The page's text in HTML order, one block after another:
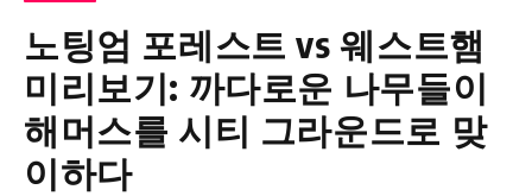
노팅엄 포레스트 vs 웨스트햄
미리보기: 까다로운 나무들이
해머스를 시티 그라운드로 맞
이하다